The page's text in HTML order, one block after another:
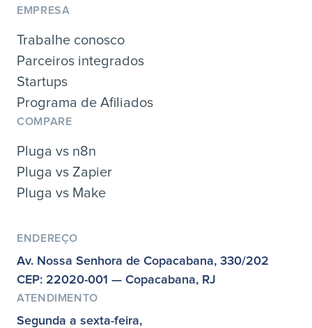
EMPRESA
Trabalhe conosco
Parceiros integrados
Startups
Programa de Afiliados
COMPARE
Pluga vs n8n
Pluga vs Zapier
Pluga vs Make
ENDEREÇO
Av. Nossa Senhora de Copacabana, 330/202
CEP: 22020-001 — Copacabana, RJ
ATENDIMENTO
Segunda a sexta-feira,